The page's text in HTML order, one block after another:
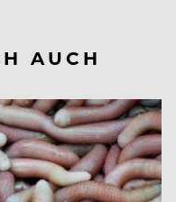
AUCH